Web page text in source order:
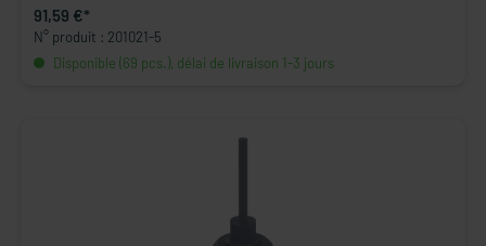
91,59 €*
N° produit : 201021-5
Disponible (69 pcs.), délai de livraison 1-3 jours